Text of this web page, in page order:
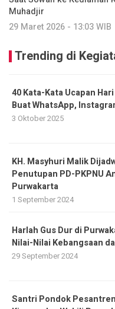
Muhadjir
29 Maret 2026 - 13:03 WIB
Trending di
40 Kata-Kata Ucapan
Buat WhatsApp,
3 Oktober 2025
KH. Masyhuri Malik
Penutupan PD-PKPNU
Purwakarta
1 September 2024
Harlah Gus Dur di
Nilai-Nilai Kebangsaan
29 September 2024
Santri Pondok